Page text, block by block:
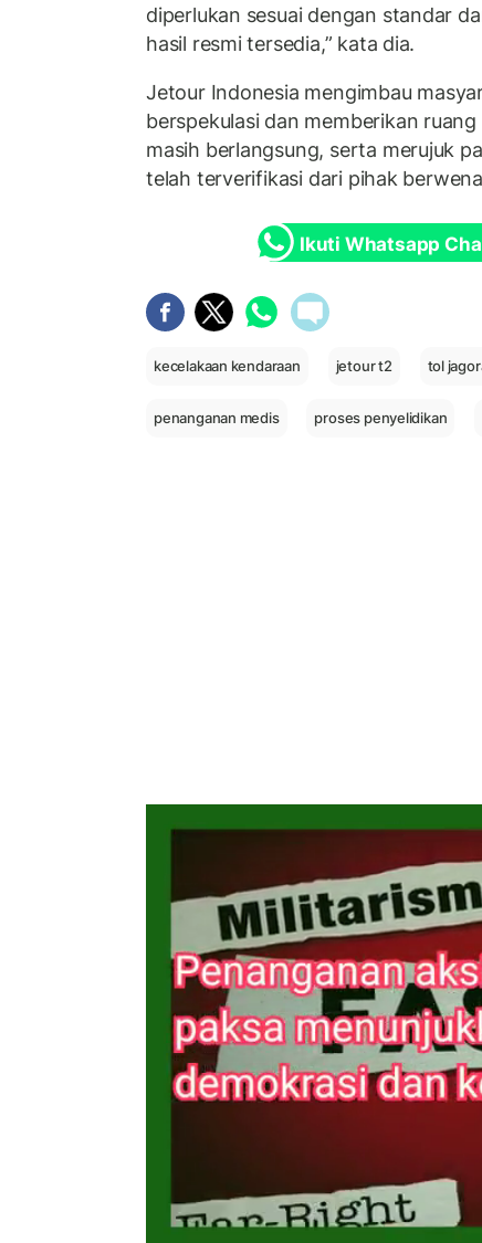
diperlukan sesuai dengan standar
hasil resmi tersedia,” kata dia.
Jetour Indonesia mengimbau
berspekulasi dan memberikan
masih berlangsung, serta merujuk
telah terverifikasi dari pihak
Ikuti Whatsapp
kecelakaan kendaraan jetour t2 tol
penanganan medis proses penyelidikan